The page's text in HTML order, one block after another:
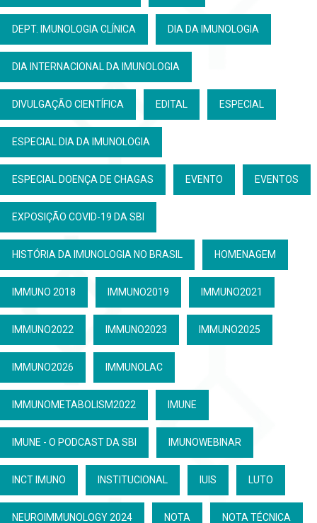
DEPT. IMUNOLOGIA CLÍNICA DIA DA IMUNOLOGIA
DIA INTERNACIONAL DA IMUNOLOGIA
DIVULGAÇÃO CIENTÍFICA EDITAL ESPECIAL
ESPECIAL DIA DA IMUNOLOGIA
ESPECIAL DOENÇA DE CHAGAS EVENTO EVENTOS
EXPOSIÇÃO COVID-19 DA SBI
HISTÓRIA DA IMUNOLOGIA NO BRASIL HOMENAGEM
IMMUNO 2018 IMMUNO2019 IMMUNO2021
IMMUNO2022 IMMUNO2023 IMMUNO2025
IMMUNO2026 IMMUNOLAC
IMMUNOMETABOLISM2022 IMUNE
IMUNE - O PODCAST DA SBI IMUNOWEBINAR
INCT IMUNO INSTITUCIONAL IUIS LUTO
NEUROIMMUNOLOGY 2024 NOTA NOTA TÉCNICA